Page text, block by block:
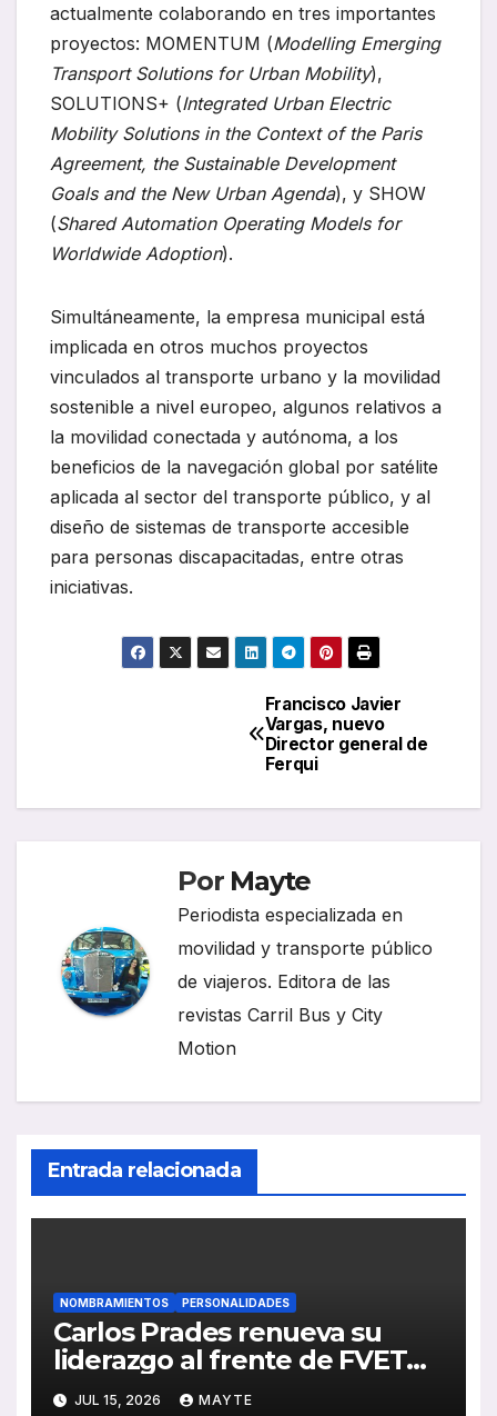
actualmente colaborando en tres importantes
proyectos: MOMENTUM (Modelling Emerging
Transport Solutions for Urban Mobility),
SOLUTIONS+ (Integrated Urban Electric
Mobility Solutions in the Context of the Paris
Agreement, the Sustainable Development
Goals and the New Urban Agenda), y SHOW
(Shared Automation Operating Models for
Worldwide Adoption).
Simultáneamente, la empresa municipal está
implicada en otros muchos proyectos
vinculados al transporte urbano y la movilidad
sostenible a nivel europeo, algunos relativos a
la movilidad conectada y autónoma, a los
beneficios de la navegación global por satélite
aplicada al sector del transporte público, y al
diseño de sistemas de transporte accesible
para personas discapacitadas, entre otras
iniciativas.
entradas
Francisco Javier
Vargas, nuevo
Director general de
Ferqui
Por Mayte
Periodista especializada en
movilidad y transporte público
de viajeros. Editora de las
revistas Carril Bus y City
Motion
Entrada relacionada
NOMBRAMIENTOS PERSONALIDADES
Carlos Prades renueva su
liderazgo al frente de FVET
para los próximos cuatro años
JUL 15, 2026 MAYTE